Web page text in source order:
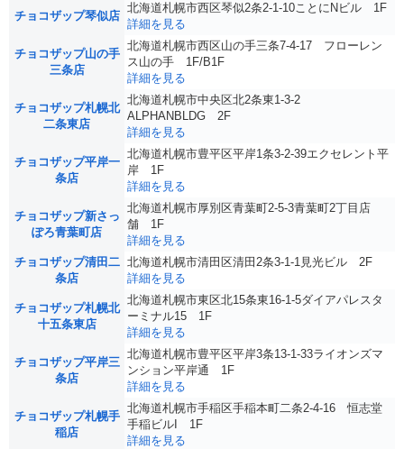
チョコザップ琴似店
北海道札幌市西区琴似2条2-1-10ことにNビル 1F
詳細を見る
チョコザップ山の手
三条店
北海道札幌市西区山の手三条7-4-17 フローレン
ス山の手 1F/B1F
詳細を見る
チョコザップ札幌北
二条東店
北海道札幌市中央区北2条東1-3-2
ALPHANBLDG 2F
詳細を見る
チョコザップ平岸一
条店
北海道札幌市豊平区平岸1条3-2-39エクセレント平
岸 1F
詳細を見る
チョコザップ新さっ
ぽろ青葉町店
北海道札幌市厚別区青葉町2-5-3青葉町2丁目店
舗 1F
詳細を見る
チョコザップ清田二
条店
北海道札幌市清田区清田2条3-1-1見光ビル 2F
詳細を見る
チョコザップ札幌北
十五条東店
北海道札幌市東区北15条東16-1-5ダイアパレスタ
ーミナル15 1F
詳細を見る
チョコザップ平岸三
条店
北海道札幌市豊平区平岸3条13-1-33ライオンズマ
ンション平岸通 1F
詳細を見る
チョコザップ札幌手
稲店
北海道札幌市手稲区手稲本町二条2-4-16 恒志堂
手稲ビルI 1F
詳細を見る